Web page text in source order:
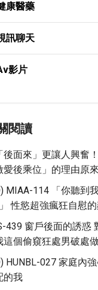
康醫藥
訊聊天
影片
閱讀
後面來」更讓人興奮
愛後乘位」的理由原
MIAA-114 「你聽到
性慾超強瘋狂自慰
439 窗戶後面的誘惑
這個偷窺狂處男破處
HUNBL-027 家庭內
的我